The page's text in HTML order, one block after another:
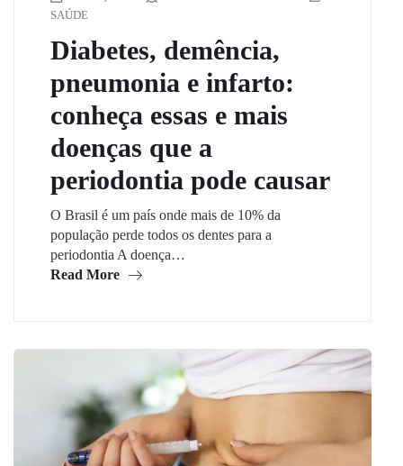
SAÚDE
Diabetes, demência,
pneumonia e infarto:
conheça essas e mais
doenças que a
periodontia pode causar
O Brasil é um país onde mais de 10% da
população perde todos os dentes para a
periodontia A doença…
Read More